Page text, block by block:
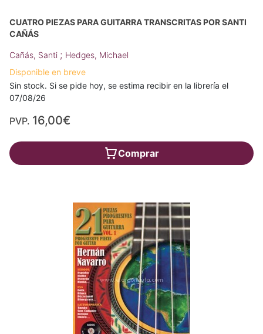
CUATRO PIEZAS PARA GUITARRA TRANSCRITAS POR SANTI
CAÑÁS
Cañás, Santi ; Hedges, Michael
Disponible en breve
Sin stock. Si se pide hoy, se estima recibir en la librería el
07/08/26
PVP. 16,00€
Comprar